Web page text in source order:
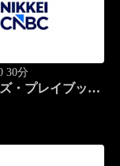
30分
・プレイブック